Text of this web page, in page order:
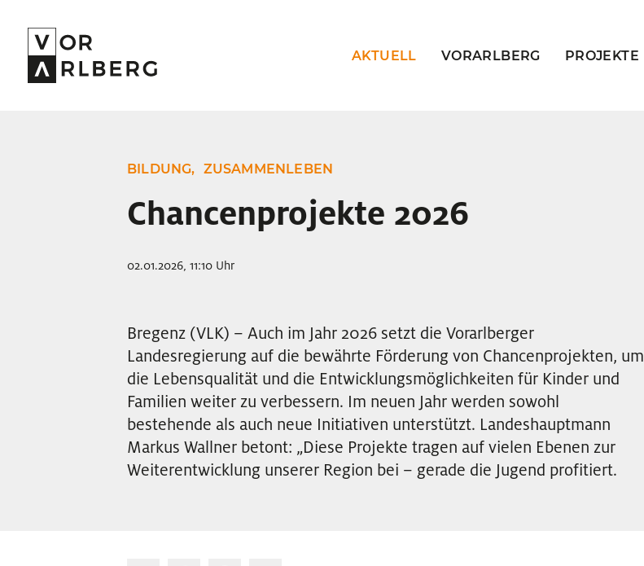
AKTUELL VORARLBERG PROJEKTE
BILDUNG, ZUSAMMENLEBEN
Chancenprojekte 2026
02.01.2026, 11:10 Uhr
Bregenz (VLK) – Auch im Jahr 2026 setzt die Vorarlberger
Landesregierung auf die bewährte Förderung von Chancenprojekten, um
die Lebensqualität und die Entwicklungsmöglichkeiten für Kinder und
Familien weiter zu verbessern. Im neuen Jahr werden sowohl
bestehende als auch neue Initiativen unterstützt. Landeshauptmann
Markus Wallner betont: „Diese Projekte tragen auf vielen Ebenen zur
Weiterentwicklung unserer Region bei – gerade die Jugend profitiert.